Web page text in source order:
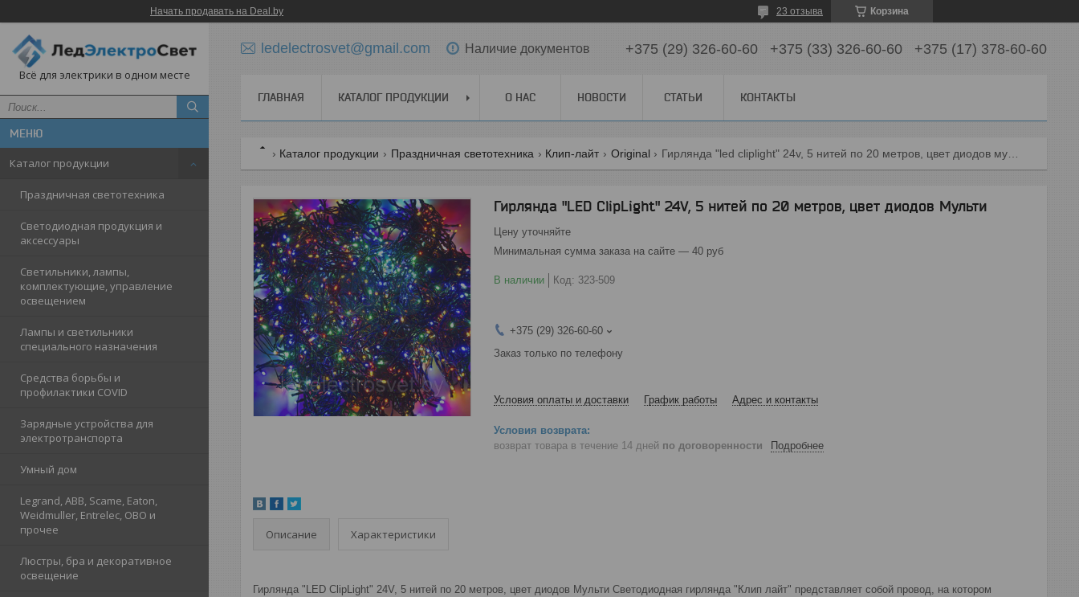
Начать продавать на Deal.by Корзина
23 отзыва
Всё для электрики в одном месте
Каталог продукции
Праздничная светотехника
Светодиодная продукция и
аксессуары
Светильники, лампы,
комплектующие, управление
освещением
Лампы и светильники
специального назначения
Средства борьбы и
профилактики COVID
Зарядные устройства для
электротранспорта
Умный дом
Legrand, ABB, Scame, Eaton,
Weidmuller, Entrelec, OBO и
прочее
Люстры, бра и декоративное
освещение
ledelectrosvet@gmail.com Наличие документов +375 (29) 326-60-60 +375 (33) 326-60-60 +375 (17) 378-60-60
ГЛАВНАЯ КАТАЛОГ ПРОДУКЦИИ О НАС НОВОСТИ СТАТЬИ КОНТАКТЫ
Каталог продукции Праздничная светотехника Клип-лайт Original
Гирлянда "LED ClipLight" 24V, 5 нитей по 20 метров, цвет диодов Мульти
Цену уточняйте
Минимальная сумма заказа на сайте — 40 руб
В наличии Код: 323-509
+375 (29) 326-60-60
Заказ только по телефону
Условия оплаты и доставки График работы Адрес и контакты
возврат товара в течение 14 дней по договоренности Подробнее
Описание Характеристики
Гирлянда "LED ClipLight" 24V, 5 нитей по 20 метров, цвет диодов Мульти Светодиодная гирлянда "Клип лайт" представляет собой провод, на котором